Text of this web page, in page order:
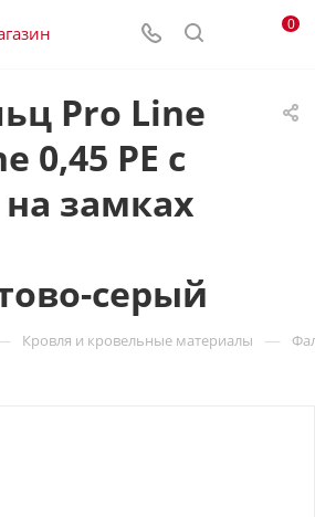
0
Pro Line
0,45 PE с
замках
серый
Кровля и кровельные материалы —